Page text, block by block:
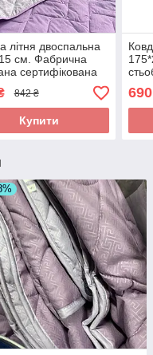
літня двоспальна
см. Фабрична
сертифікована
ODA
842 ₴
Купити
690